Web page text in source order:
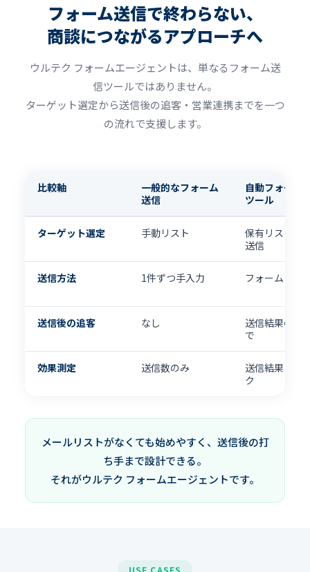
フォーム送信で終わらない、
商談につながるアプローチへ
ウルテク フォームエージェントは、単なるフォーム送
信ツールではありません。
ターゲット選定から送信後の追客・営業連携までを一つ
の流れで支援します。
比較軸
一般的なフォーム
送信
自動フォーム
ツール
ターゲット選定 手動リスト
保有リストに
送信
送信方法 1件ずつ手入力 フォーム自動
送信後の追客 なし
送信結果の確
で
効果測定 送信数のみ
送信結果とク
ク
メールリストがなくても始めやすく、送信後の打
ち手まで設計できる。
それがウルテク フォームエージェントです。